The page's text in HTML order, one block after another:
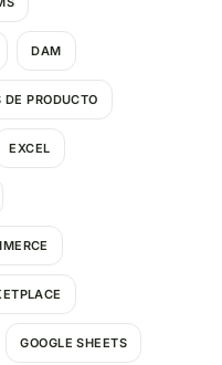
DAM
DE PRODUCTO
EXCEL
GOOGLE SHEETS